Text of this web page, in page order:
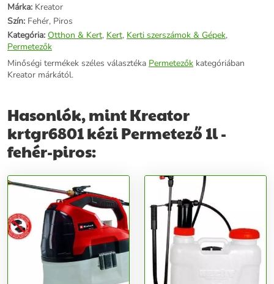
Márka: Kreator
Szín: Fehér, Piros
Kategória: Otthon & Kert, Kert, Kerti szerszámok & Gépek,
Permetezők
Minőségi termékek széles választéka Permetezők kategóriában
Kreator márkától.
Hasonlók, mint Kreator
krtgr6801 kézi Permetező 1l -
fehér-piros: